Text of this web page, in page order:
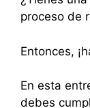
proceso de
Entonces,
En esta
debes